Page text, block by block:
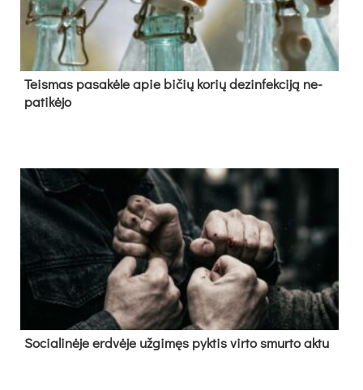
Teis­mas pa­sa­kė­le apie bi­čių ko­rių de­zin­fek­ci­ją ne­
pa­ti­kė­jo
So­cia­li­nė­je erd­vė­je už­gi­męs pyk­tis vir­to smur­to ak­tu